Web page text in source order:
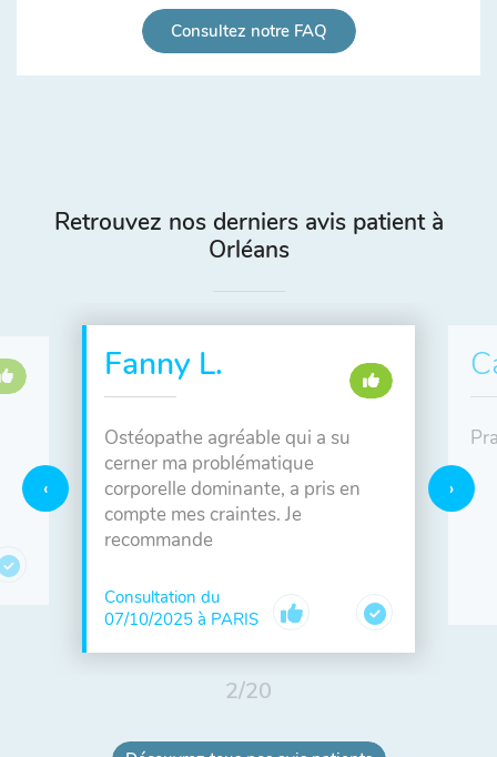
Consultez notre FAQ
Retrouvez nos derniers avis patient à
Orléans
Fanny L.
Ostéopathe agréable qui a su
cerner ma problématique
corporelle dominante, a pris en
compte mes craintes. Je
recommande
Consultation du
07/10/2025 à PARIS
2/20